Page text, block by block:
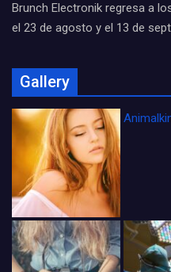
Brunch Electronik regresa a
el 23 de agosto y el 13 de
Gallery